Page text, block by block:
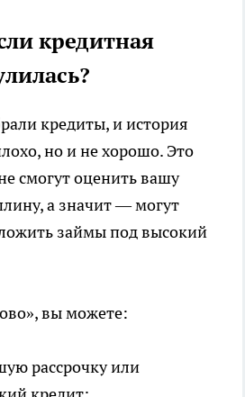
кредитная
кредиты, и история
но и не хорошо. Это
смогут оценить вашу
а значит — могут
займы под высокий
вы можете:
рассрочку или